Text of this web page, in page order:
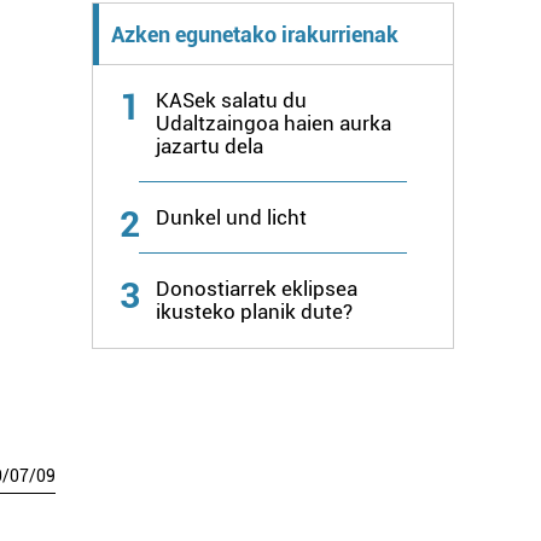
/07/09
Azken egunetako irakurrienak
1
KASek salatu du
Udaltzaingoa haien aurka
jazartu dela
2 Dunkel und licht
3
Donostiarrek eklipsea
ikusteko planik dute?